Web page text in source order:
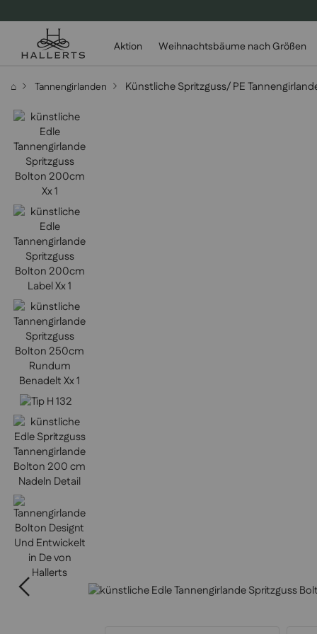
Aktion Weihnachtsbäume nach Größen
⌂ Tannengirlanden Künstliche Spritzguss/ PE